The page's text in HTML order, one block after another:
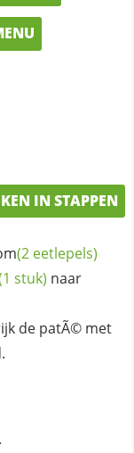
IN STAPPEN
(2 eetlepels)
stuk) naar
de patÃ© met